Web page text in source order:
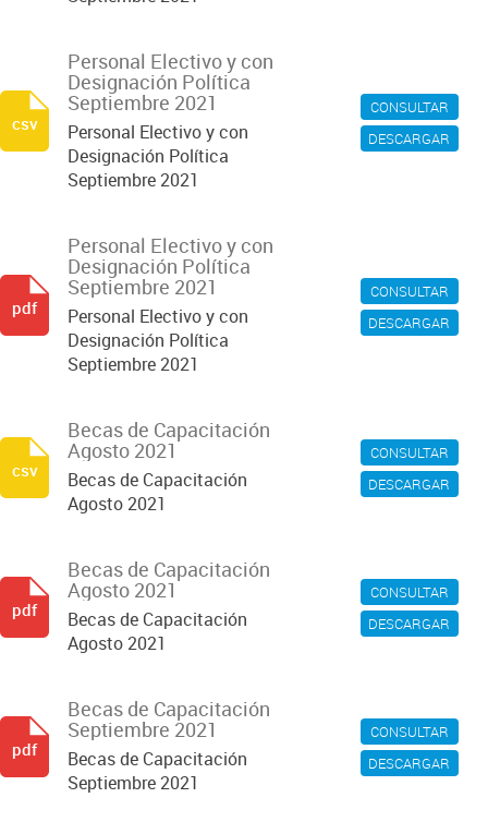
CONSULTAR
DESCARGAR
Personal Electivo y con
Designación Política
Septiembre 2021
Personal Electivo y con
Designación Política
Septiembre 2021
csv
CONSULTAR
DESCARGAR
Personal Electivo y con
Designación Política
Septiembre 2021
Personal Electivo y con
Designación Política
Septiembre 2021
pdf
CONSULTAR
DESCARGAR
Becas de Capacitación
Agosto 2021
Becas de Capacitación
Agosto 2021
csv
CONSULTAR
DESCARGAR
Becas de Capacitación
Agosto 2021
Becas de Capacitación
Agosto 2021
pdf
CONSULTAR
DESCARGAR
Becas de Capacitación
Septiembre 2021
Becas de Capacitación
Septiembre 2021
pdf